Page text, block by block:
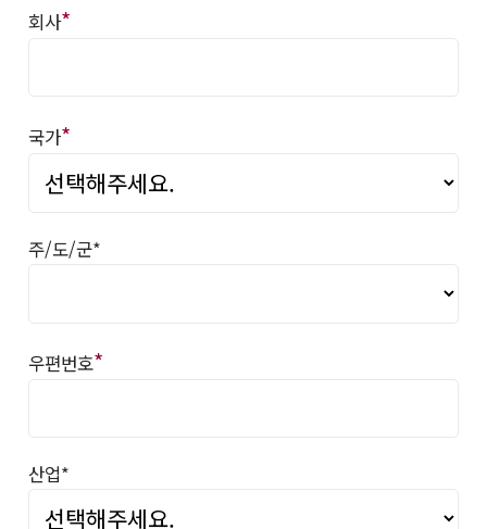
회사*
국가*
주/도/군*
우편번호*
산업*